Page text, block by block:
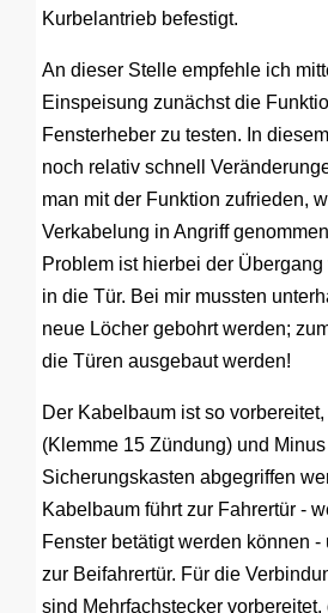
Kurbelantrieb befestigt.
An dieser Stelle empfehle ich
Einspeisung zunächst die
Fensterheber zu testen. In
noch relativ schnell
man mit der Funktion zufrieden,
Verkabelung in Angriff
Problem ist hierbei der
in die Tür. Bei mir mussten
neue Löcher gebohrt werden;
die Türen ausgebaut werden!
Der Kabelbaum ist so
(Klemme 15 Zündung) und
Sicherungskasten abgegriffen
Kabelbaum führt zur Fahrertür -
Fenster betätigt werden können
zur Beifahrertür. Für die
sind Mehrfachstecker